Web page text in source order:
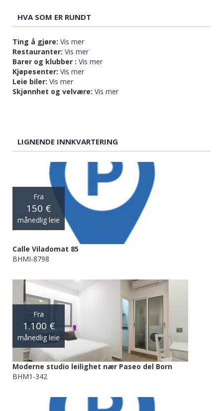
HVA SOM ER RUNDT
Ting å gjøre: Vis mer
Restauranter: Vis mer
Barer og klubber : Vis mer
Kjøpesenter: Vis mer
Leie biler: Vis mer
Skjønnhet og velvære: Vis mer
LIGNENDE INNKVARTERING
Fra
150 €
månedlig leie
Calle Viladomat 85
BHMI-8798
Fra
1.100 €
månedlig leie
Moderne studio leilighet nær Paseo del Born
BHM1-342